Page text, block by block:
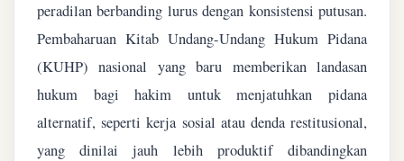
peradilan berbanding lurus dengan konsistensi putusan.
Pembaharuan Kitab Undang-Undang Hukum Pidana
(KUHP) nasional yang baru memberikan landasan
hukum bagi hakim untuk menjatuhkan pidana
alternatif, seperti kerja sosial atau denda restitusional,
yang dinilai jauh lebih produktif dibandingkan